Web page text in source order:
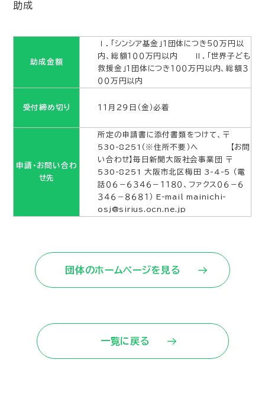
助成
助成金額
Ⅰ．「シンシア基金」１団体につき５０万円以
内、総額１００万円以内 Ⅱ．「世界子ども
救援金」１団体につき１００万円以内、総額３
００万円以内
受付締め切り １１月２９日（金）必着
申請・お問い合わ
せ先
所定の申請書に添付書類をつけて、〒
530-8251（※住所不要）へ 【お問
い合わせ】毎日新聞大阪社会事業団 〒
530-8251 大阪市北区梅田 3-4-5 （電
話０６－６３４６－１１８０、ファクス０６－６
３４６－８６８１） E-mail mainichi-
osj@sirius.ocn.ne.jp
団体のホームページを見る
一覧に戻る